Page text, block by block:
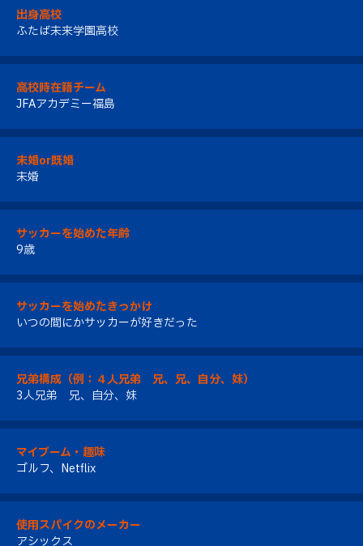
出身高校
ふたば未来学園高校
高校時在籍チーム
JFAアカデミー福島
未婚or既婚
未婚
サッカーを始めた年齢
9歳
サッカーを始めたきっかけ
いつの間にかサッカーが好きだった
兄弟構成（例：４人兄弟 兄、兄、自分、妹）
3人兄弟 兄、自分、妹
マイブーム・趣味
ゴルフ、Netflix
使用スパイクのメーカー
アシックス